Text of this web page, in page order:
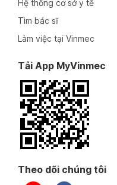
Hệ thống cơ sở y tế
Tìm bác sĩ
Làm việc tại Vinmec
Tải App MyVinmec
Theo dõi chúng tôi